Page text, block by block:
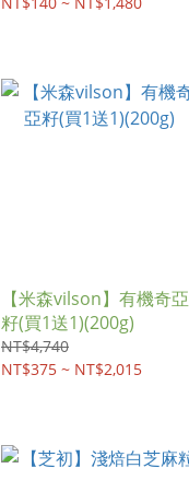
【米森vilson】有機奇亞
籽(買1送1)(200g)
NT$4,740
NT$375 ~ NT$2,015